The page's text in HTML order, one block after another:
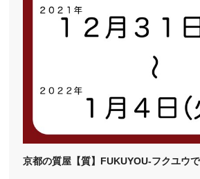
京都の質屋【質】FUKUYOU-フクユウで